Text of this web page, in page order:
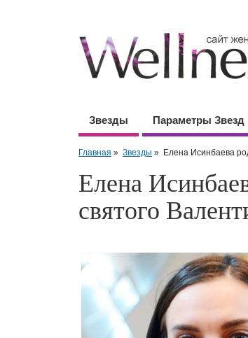
Звезды Параметры Звезд
Главная » Звезды » Елена Исинбаева
Елена
святого